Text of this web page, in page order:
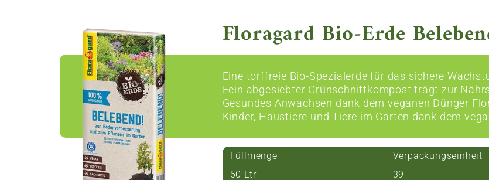
Floragard Bio-Erde
Eine torffreie Bio-Spezialerde für das sichere
Fein abgesiebter Grünschnittkompost trägt zur
Gesundes Anwachsen dank dem veganen Dünger
Kinder, Haustiere und Tiere im Garten dank dem
Füllmenge Verpackungseinheit
60 Ltr
39